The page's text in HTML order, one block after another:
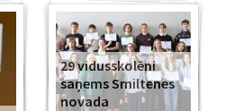
29 vidusskolēni
saņems Smiltenes
novada